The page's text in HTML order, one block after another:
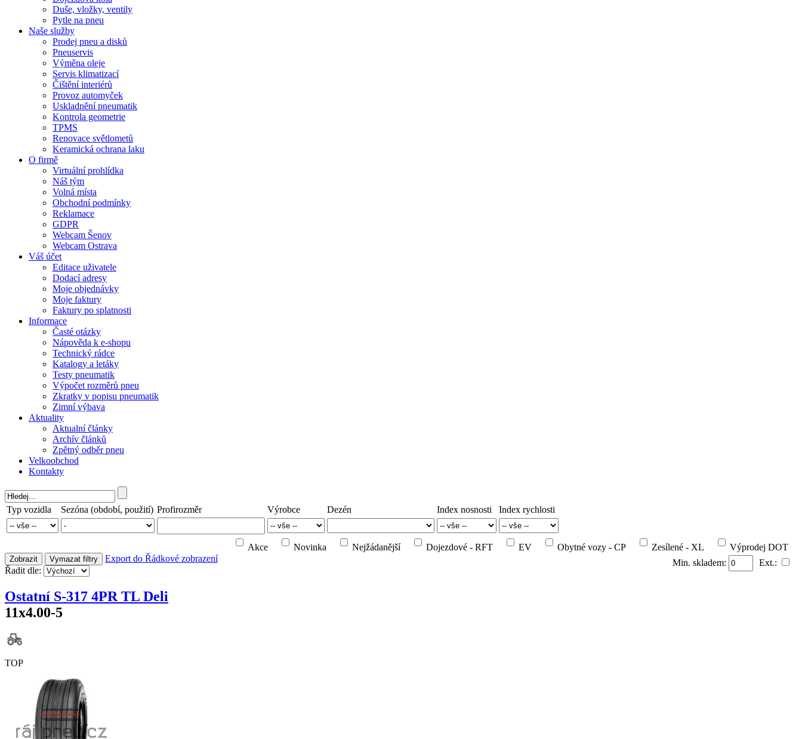
Duše, vložky, ventily
Pytle na pneu
Naše služby
Prodej pneu a disků
Pneuservis
Výměna oleje
Servis klimatizací
Čištění interiérů
Provoz automyček
Uskladnění pneumatik
Kontrola geometrie
TPMS
Renovace světlometů
Keramická ochrana laku
O firmě
Virtuální prohlídka
Náš tým
Volná místa
Obchodní podmínky
Reklamace
GDPR
Webcam Šenov
Webcam Ostrava
Váš účet
Editace uživatele
Dodací adresy
Moje objednávky
Moje faktury
Faktury po splatnosti
Informace
Časté otázky
Nápověda k e-shopu
Technický rádce
Katalogy a letáky
Testy pneumatik
Výpočet rozměrů pneu
Zkratky v popisu pneumatik
Zimní výbava
Aktuality
Aktualní články
Archív článků
Zpětný odběr pneu
Velkoobchod
Kontakty
Typ vozidla Sezóna (období, použití) Profirozměr Výrobce Dezén Index nosnosti Index rychlosti
Akce Novinka Nejžádanější Dojezdové - RFT EV Obytné vozy - CP Zesílené - XL Výprodej DOT
Zobrazit Vymazat filtry Export do Ext.:
Min. skladem:
Řádkové zobrazení
Řadit dle:
Ostatní S-317 4PR TL Deli
11x4.00-5
TOP